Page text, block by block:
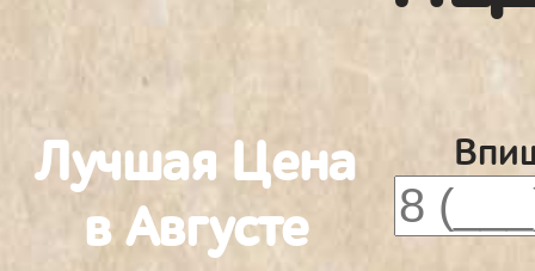
Лучшая Цена
в Августе